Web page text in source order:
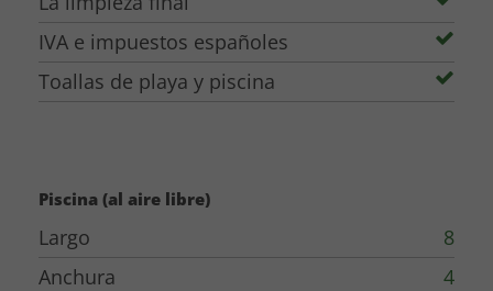
montañas de Les Guilleries
Finca privada de más de 4.000 m² de uso
exclusivo
IVA e impuestos españoles
Toallas de playa y piscina
Piscina (al aire libre)
Largo
8
Anchura
4